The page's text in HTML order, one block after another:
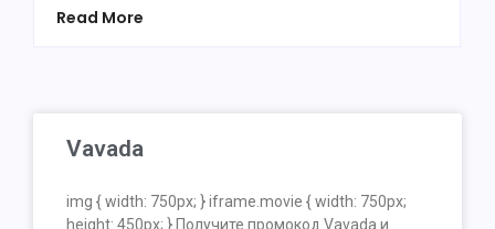
Read More
Vavada
img { width: 750px; } iframe.movie { width: 750px;
height: 450px; } Получите промокод Vavada и